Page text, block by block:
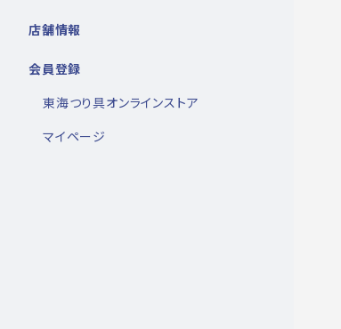
店舗情報
会員登録
東海つり具オンラインストア
マイページ